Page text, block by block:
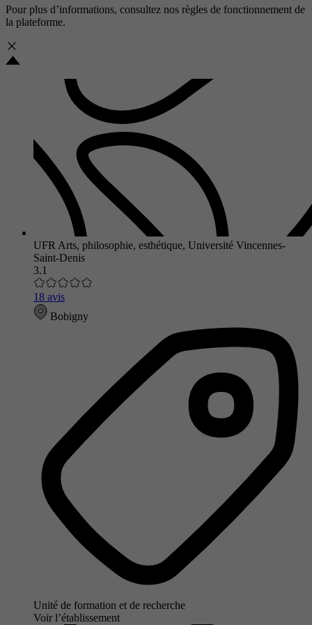
Pour plus d’informations, consultez nos règles de fonctionnement de
la plateforme.
UFR Arts, philosophie, esthétique, Université Vincennes-
Saint-Denis
3.1
18 avis
Bobigny
Unité de formation et de recherche
Voir l’établissement